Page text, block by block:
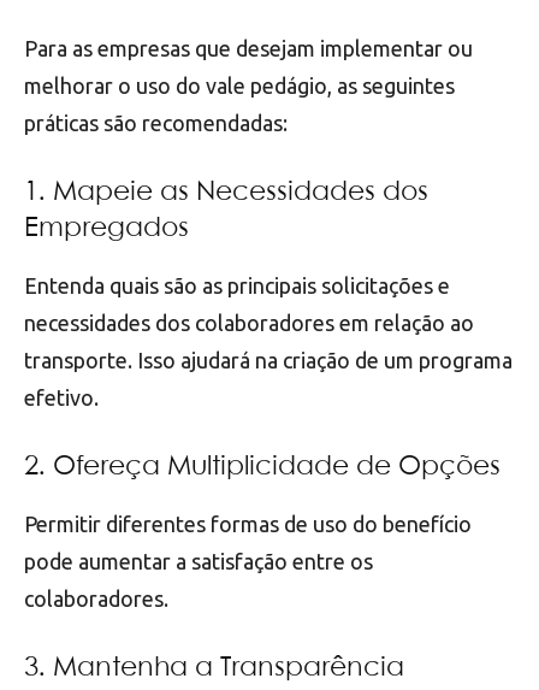
Para as empresas que desejam implementar ou
melhorar o uso do vale pedágio, as seguintes
práticas são recomendadas:
1. Mapeie as Necessidades dos
Empregados
Entenda quais são as principais solicitações e
necessidades dos colaboradores em relação ao
transporte. Isso ajudará na criação de um programa
efetivo.
2. Ofereça Multiplicidade de Opções
Permitir diferentes formas de uso do benefício
pode aumentar a satisfação entre os
colaboradores.
3. Mantenha a Transparência